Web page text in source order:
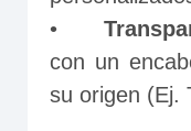
con un
su origen (Ej.